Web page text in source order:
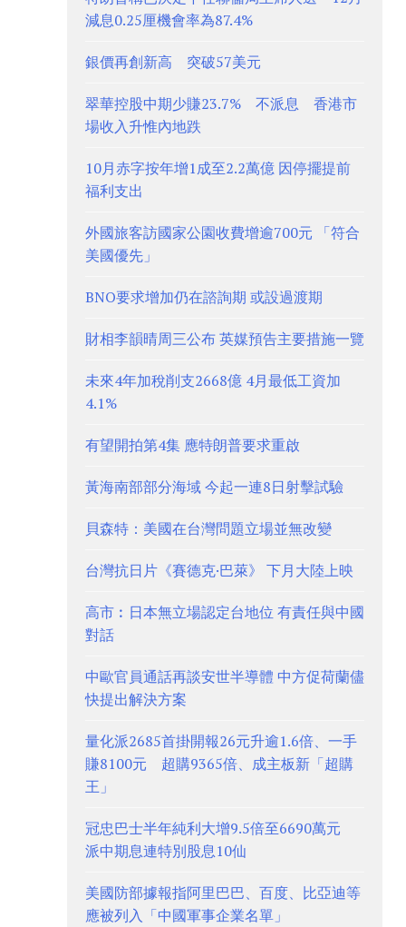
減息0.25厘機會率為87.4%
銀價再創新高 突破57美元
翠華控股中期少賺23.7% 不派息 香港市
場收入升惟內地跌
10月赤字按年增1成至2.2萬億 因停擺提前
福利支出
外國旅客訪國家公園收費增逾700元 「符合
美國優先」
BNO要求增加仍在諮詢期 或設過渡期
財相李韻晴周三公布 英媒預告主要措施一覽
未來4年加稅削支2668億 4月最低工資加
4.1%
有望開拍第4集 應特朗普要求重啟
黃海南部部分海域 今起一連8日射擊試驗
貝森特：美國在台灣問題立場並無改變
台灣抗日片《賽德克·巴萊》 下月大陸上映
高市︰日本無立場認定台地位 有責任與中國
對話
中歐官員通話再談安世半導體 中方促荷蘭儘
快提出解決方案
量化派2685首掛開報26元升逾1.6倍、一手
賺8100元 超購9365倍、成主板新「超購
王」
冠忠巴士半年純利大增9.5倍至6690萬元
派中期息連特別股息10仙
美國防部據報指阿里巴巴、百度、比亞迪等
應被列入「中國軍事企業名單」